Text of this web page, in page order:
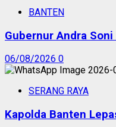
BANTEN
Gubernur Andra
06/08/2026 0
SERANG RAYA
Kapolda Banten